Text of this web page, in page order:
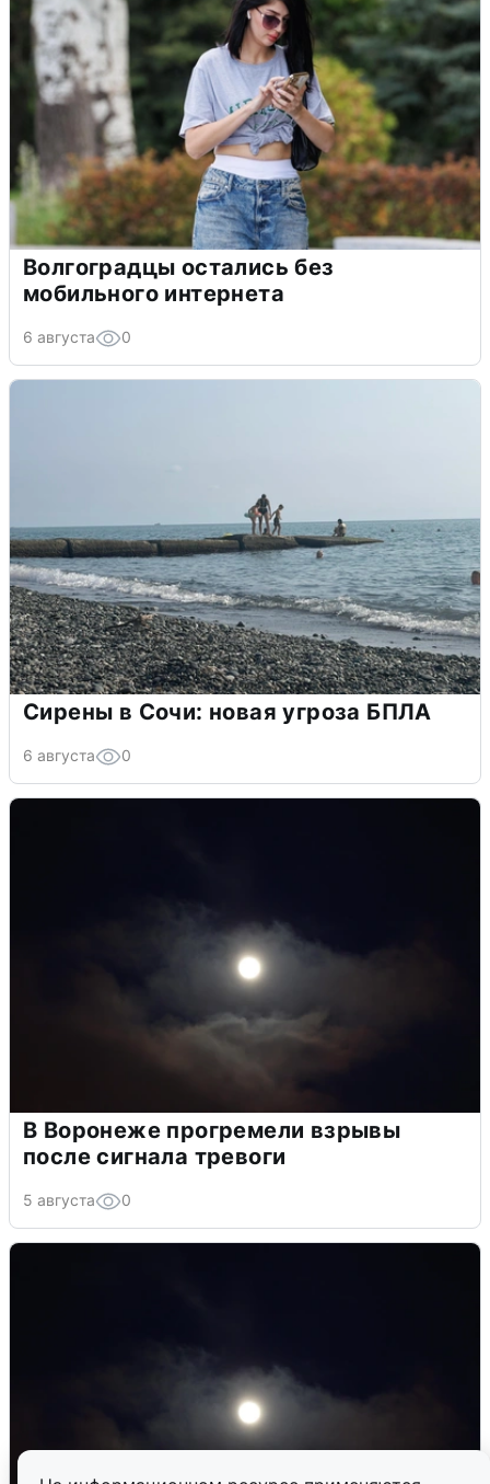
Волгоградцы остались без
мобильного интернета
6 августа 0
Сирены в Сочи: новая угроза БПЛА
6 августа 0
В Воронеже прогремели взрывы
после сигнала тревоги
5 августа 0